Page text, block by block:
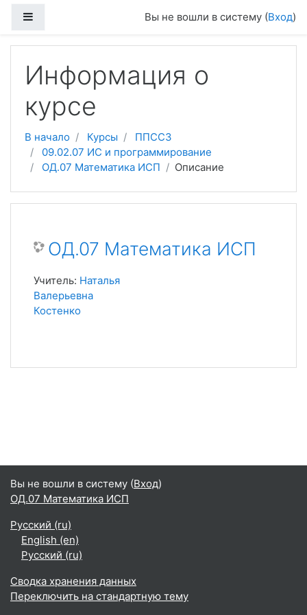
Вы не вошли в систему (Вход)
Информация о
курсе
В начало Курсы
ППССЗ
09.02.07 ИС и программирование
ОД.07 Математика ИСП
Описание
ОД.07 Математика ИСП
Учитель: Наталья
Валерьевна
Костенко
Вы не вошли в систему (Вход)
ОД.07 Математика ИСП
Русский ‎(ru)‎
English ‎(en)‎
Русский ‎(ru)‎
Сводка хранения данных
Переключить на стандартную тему